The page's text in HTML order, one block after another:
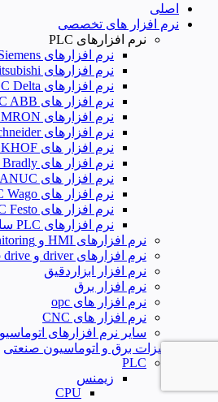
اصلی
نرم افزار های تخصصی
نرم افزارهای PLC
نرم افزارهای PLC Siemens
نرم افزارهای PLC Mitsubishi
نرم‌ افزارهای PLC Delta
نرم افزار های PLC ABB
نرم افزارهای PLC OMRON
نرم افزارهای PLC Schneider
نرم افزار های PLC BECKHOF
نرم افزار های PLC Allen Bradly
نرم افزار های PLC FANUC
نرم افزار های PLC Wago
نرم افزار های PLC Festo
نرم افزارهای PLC سایر شرکت ها
نرم افزارهای HMI و Monitoring
نرم افزارهای driver و Servo drive
نرم افزار ابزاردقیق
نرم افزار برق
نرم افزار های opc
نرم افزار های CNC
سایر نرم افزارهای
تجهیزات برق و اتوماسیون صنعتی
PLC
زیمنس
CPU